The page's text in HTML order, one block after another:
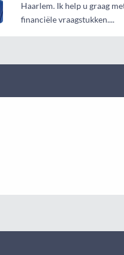
Haarlem. Ik help u graag
financiële vraagstukken....